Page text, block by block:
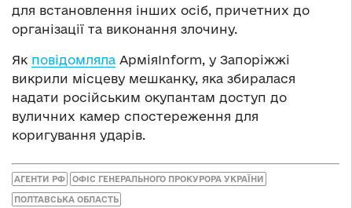
для встановлення інших осіб, причетних до
організації та виконання злочину.
Як повідомляла АрміяInform, у Запоріжжі
викрили місцеву мешканку, яка збиралася
надати російським окупантам доступ до
вуличних камер спостереження для
коригування ударів.
АГЕНТИ РФ ОФІС ГЕНЕРАЛЬНОГО ПРОКУРОРА УКРАЇНИ
ПОЛТАВСЬКА ОБЛАСТЬ